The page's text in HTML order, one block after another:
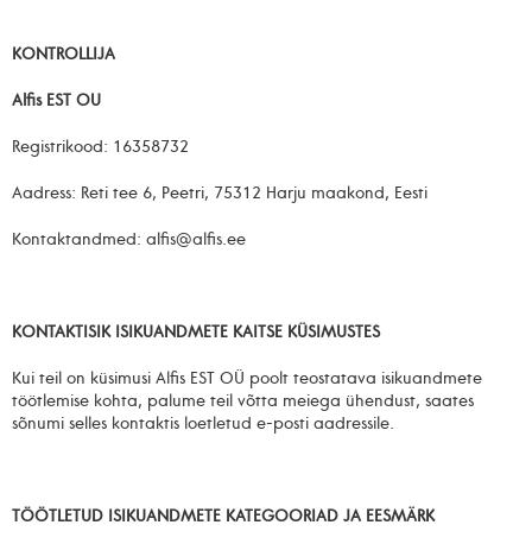
KONTROLLIJA
Alfis EST OU
Registrikood: 16358732
Aadress: Reti tee 6, Peetri, 75312 Harju maakond, Eesti
Kontaktandmed: alfis@alfis.ee
KONTAKTISIK ISIKUANDMETE KAITSE KÜSIMUSTES
Kui teil on küsimusi Alfis EST OÜ poolt teostatava isikuandmete
töötlemise kohta, palume teil võtta meiega ühendust, saates
sõnumi selles kontaktis loetletud e-posti aadressile.
TÖÖTLETUD ISIKUANDMETE KATEGOORIAD JA EESMÄRK